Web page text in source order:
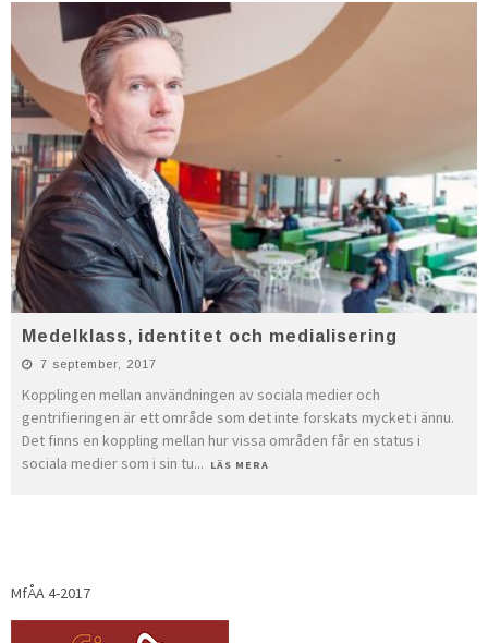
Åbo Akademi firar ett fullt sekel
Medelklass, identitet och medialisering
7 september, 2017
Kopplingen mellan användningen av sociala medier och
gentrifieringen är ett område som det inte forskats mycket i ännu.
Det finns en koppling mellan hur vissa områden får en status i
sociala medier som i sin tu... LÄS MERA
MfÅA 4-2017